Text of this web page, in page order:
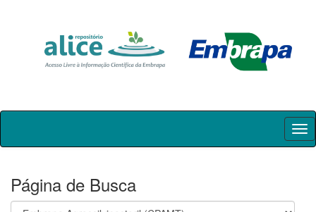
Skip
Página de Busca